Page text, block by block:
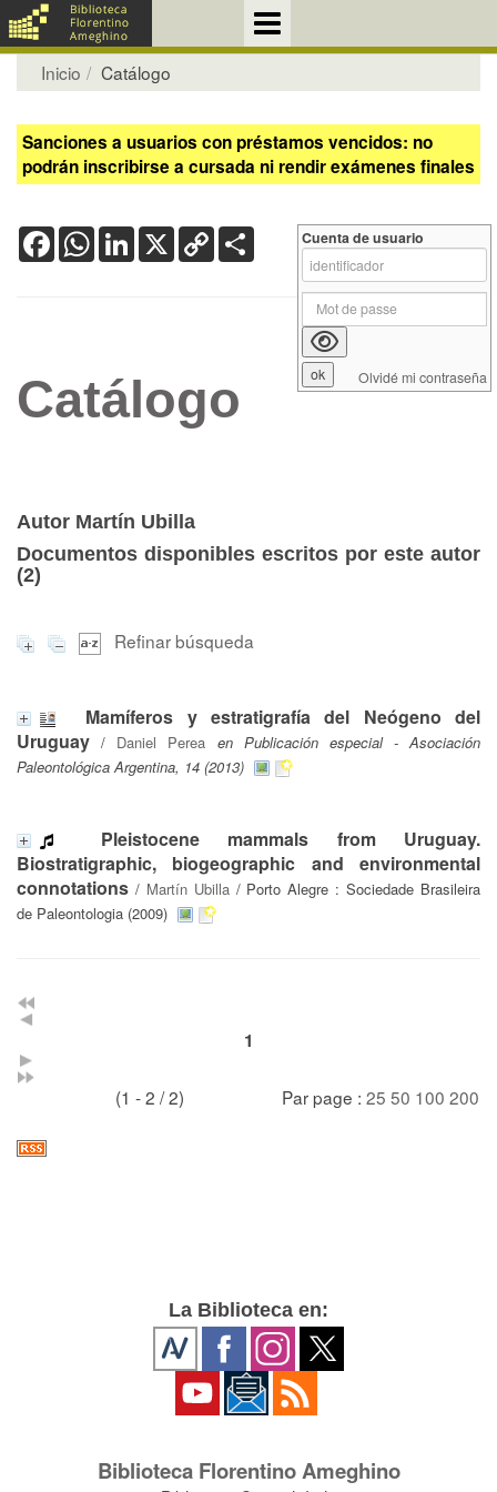
Inicio Catálogo
Sanciones a usuarios con préstamos vencidos: no
podrán inscribirse a cursada ni rendir exámenes finales
FacebookWhatsApp
LinkedIn
X Copy
Link
Catálogo
Autor Martín Ubilla
Documentos disponibles escritos por este autor
(2)
Refinar búsqueda
Mamíferos y estratigrafía del Neógeno del
Uruguay / Daniel Perea en Publicación especial - Asociación
Paleontológica Argentina, 14 (2013)
Pleistocene mammals from Uruguay.
Biostratigraphic, biogeographic and environmental
connotations / Martín Ubilla/ Porto Alegre : Sociedade Brasileira
de Paleontologia (2009)
1
(1 - 2 / 2) Par page : 25 50 100 200
Cuenta de usuario
Olvidé mi contraseña
La Biblioteca en:
Biblioteca Florentino Ameghino